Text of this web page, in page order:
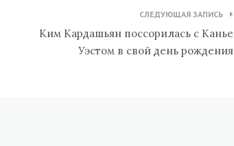
СЛЕДУЮЩАЯ ЗАПИСЬ
Ким Кардашьян поссорилась с Канье
Уэстом в свой день рождения